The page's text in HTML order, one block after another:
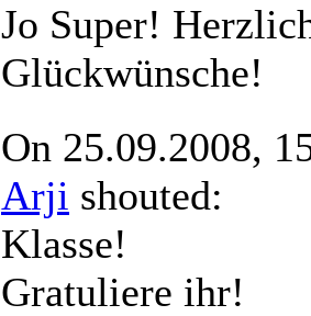
Jo Super!
Glückwünsche!
On 25.09.2008,
Arji shouted:
Klasse!
Gratuliere ihr!